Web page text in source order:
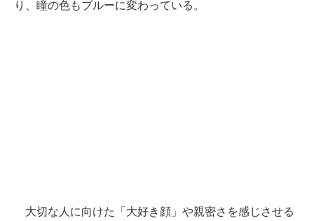
り、瞳の色もブルーに変わっている。
大切な人に向けた「大好き顔」や親密さを感じさせる